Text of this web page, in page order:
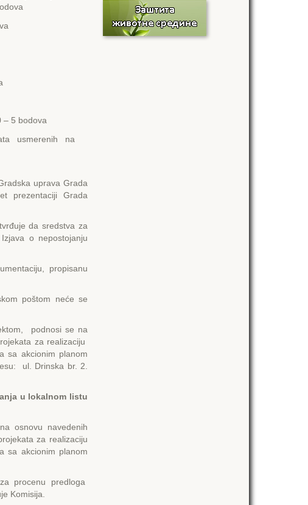
– 5 bodova
usmerenih na
uprava Grada
prezentaciji Grada
da sredstva za
o nepostojanju
propisanu
poštom neće se
podnosi se na
za realizaciju
sa akcionim planom
ul. Drinska br. 2.
u lokalnom listu
osnovu navedenih
za realizaciju
sa akcionim planom
procenu predloga
Komisija.